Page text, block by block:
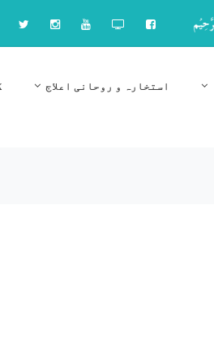
استخارہ و روحانی اعلاج